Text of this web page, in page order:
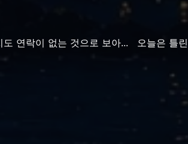
연락이 없는 것으로 보아... 오늘은 틀